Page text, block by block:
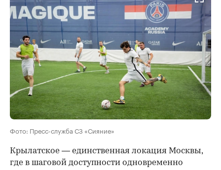
Фото: Пресс-служба СЗ «Сияние»
Крылатское — единственная локация Москвы,
где в шаговой доступности одновременно